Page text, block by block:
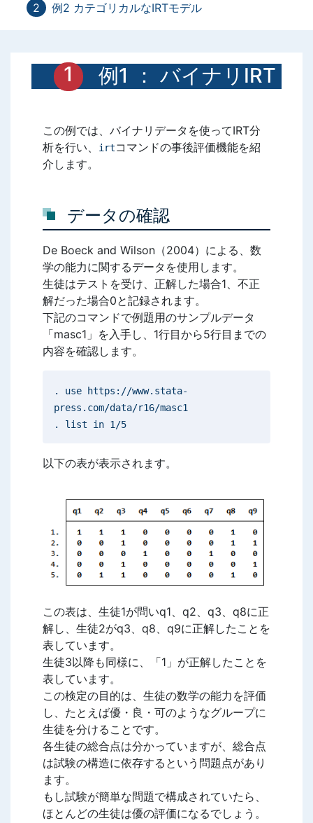
例2 カテゴリカルなIRTモデル
例1 ： バイナリIRT
この例では、バイナリデータを使ってIRT分
析を行い、
irtコマンドの事後評価機能を紹
介します。
データの確認
De Boeck and Wilson（2004）による、数
学の能力に関するデータを使用します。
生徒はテストを受け、正解した場合1、不正
解だった場合0と記録されます。
下記のコマンドで例題用のサンプルデータ
「masc1」を入手し、1行目から5行目までの
内容を確認します。
. use https://www.stata-
press.com/data/r16/masc1
. list in 1/5
以下の表が表示されます。
この表は、生徒1が問いq1、q2、q3、q8に正
解し、生徒2がq3、q8、q9に正解したことを
表しています。
生徒3以降も同様に、「1」が正解したことを
表しています。
この検定の目的は、生徒の数学の能力を評価
し、たとえば優・良・可のようなグループに
生徒を分けることです。
各生徒の総合点は分かっていますが、総合点
は試験の構造に依存するという問題点があり
ます。
もし試験が簡単な問題で構成されていたら、
ほとんどの生徒は優の評価になるでしょう。